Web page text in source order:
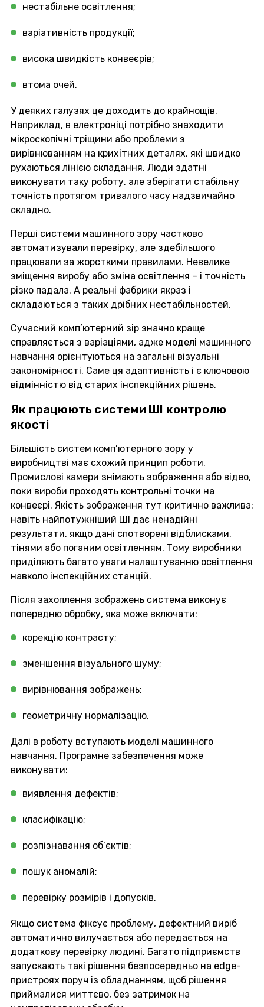
нестабільне освітлення;
варіативність продукції;
висока швидкість конвеєрів;
втома очей.
У деяких галузях це доходить до крайнощів.
Наприклад, в електроніці потрібно знаходити
мікроскопічні тріщини або проблеми з
вирівнюванням на крихітних деталях, які швидко
рухаються лінією складання. Люди здатні
виконувати таку роботу, але зберігати стабільну
точність протягом тривалого часу надзвичайно
складно.
Перші системи машинного зору частково
автоматизували перевірку, але здебільшого
працювали за жорсткими правилами. Невелике
зміщення виробу або зміна освітлення – і точність
різко падала. А реальні фабрики якраз і
складаються з таких дрібних нестабільностей.
Сучасний комп’ютерний зір значно краще
справляється з варіаціями, адже моделі машинного
навчання орієнтуються на загальні візуальні
закономірності. Саме ця адаптивність і є ключовою
відмінністю від старих інспекційних рішень.
Як працюють системи ШІ контролю
якості
Більшість систем комп’ютерного зору у
виробництві має схожий принцип роботи.
Промислові камери знімають зображення або відео,
поки вироби проходять контрольні точки на
конвеєрі. Якість зображення тут критично важлива:
навіть найпотужніший ШІ дає ненадійні
результати, якщо дані спотворені відблисками,
тінями або поганим освітленням. Тому виробники
приділяють багато уваги налаштуванню освітлення
навколо інспекційних станцій.
Після захоплення зображень система виконує
попередню обробку, яка може включати:
корекцію контрасту;
зменшення візуального шуму;
вирівнювання зображень;
геометричну нормалізацію.
Далі в роботу вступають моделі машинного
навчання. Програмне забезпечення може
виконувати:
виявлення дефектів;
класифікацію;
розпізнавання об’єктів;
пошук аномалій;
перевірку розмірів і допусків.
Якщо система фіксує проблему, дефектний виріб
автоматично вилучається або передається на
додаткову перевірку людині. Багато підприємств
запускають такі рішення безпосередньо на edge-
пристроях поруч із обладнанням, щоб рішення
приймалися миттєво, без затримок на